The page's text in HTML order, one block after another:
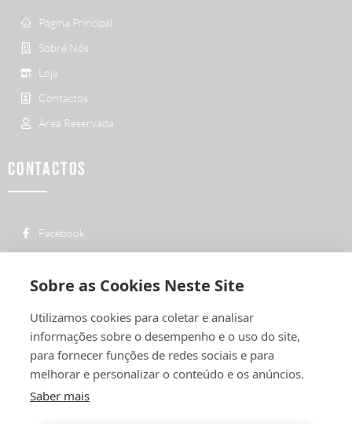
Sobre as Cookies Neste Site
Utilizamos cookies para coletar e analisar
informações sobre o desempenho e o uso do site,
para fornecer funções de redes sociais e para
melhorar e personalizar o conteúdo e os anúncios.
Saber mais
Página Principal
Sobré Nós
Loja
Contactos
Área Reservada
CONTACTOS
Facebook
nacional
Rua de Outeiro nº 2132
4760-312 Vila Nova de Famalicão